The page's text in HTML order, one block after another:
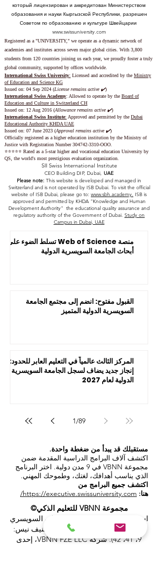
который лицензирован и аккредитован Министерством
образования и науки Кыргызской Республики, разрешен
Советом по образованию и культуре Швейцарии
www.swissuniversity.com
Registered as a "UNIVERSITY," we operate as a dynamic network of
academies and institutes across seven major global cities. With 3,800
students from 120 countries joining us each year, we proudly foster a truly
global community, supported by offices worldwide.
International Swiss University: Licensed and accredited by the Ministry
of Education and Science KG
Issued on: 04 Sep 2024 (License remains active ✔️)
International Swiss Academy: Allowed to operate by the Board of
Education and Culture in Switzerland CH
Issued on: 12 Aug 2016 (Allowance remains active ✔️)
International Swiss Institute: Approved and permitted by the Dubai
Educational Authority KHDA UAE
Issued on: 07 June 2023 (Approval remains active ✔️)
Officially registered as a higher education institution by the Ministry of
Justice with Registration Number304742-3310-OOO.
⭐️⭐️⭐️⭐️⭐️ Rated as a 5-star higher and vocational education University by
QS, the world's most prestigious evaluation organization.
SII Swiss International Institute
CEO Building DIP, Dubai, UAE
Please note: This website is developed and managed in
Switzerland and is not operated by ISB Dubai. To visit the official
website of ISB Dubai, please go to: www.sbh.academy. ISB is
approved and permitted by KHDA "Knowledge and Human
Development Authority" the educational quality assurance and
regulatory authority of the Government of Dubai. Study on
Campus in Dubai, UAE
منصة Web of Science تسلط الضوء على
أبحاث الجامعة السويسرية الدولية
القبول مفتوح: انضم إلى مجتمع الجامعة
السويسرية الدولية المتميز
المركز الثالث عالمياً في التعليم العابر للحدود:
إنجاز جديد يضاف لسجل الجامعة السويسرية
الدولية لعام 2027
1/89
مستقبلك قد يبدأ من ضغطة واحدة.
اكتشف آلاف البرامج الدراسية المقدمة ضمن
مجموعة VBNN في 9 مدن دولية. اختر البرنامج
الذي يناسب أهدافك، لغتك، وطموحك المهني.
اكتشف جميع البرامج من
هنا: https://executive.swissuniversity.com/
مجموعة VBNN للتعليم الذكي©
اسم مسجل لدى المعهد الفيدرالي السويسري
للملكية الفكرية برقم 845306 (تصنيف نيس:
9، 41، 42). شركة VBNN FZE LLC، إحدى